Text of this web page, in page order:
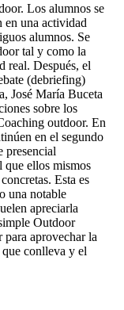
Los alumnos se
en una actividad
alumnos. Se
tal y como la
real. Después, el
(debriefing)
José María Buceta
sobre los
outdoor. En
en el segundo
presencial
ellos mismos
Esta es
una notable
apreciarla
Outdoor
aprovechar la
conlleva y el